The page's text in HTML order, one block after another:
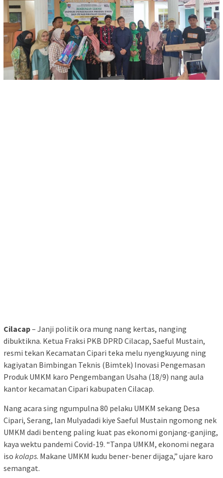
Cilacap– Janji politik ora mung nang kertas, nanging
dibuktikna. Ketua Fraksi PKB DPRD Cilacap, Saeful Mustain,
resmi tekan Kecamatan Cipari teka melu nyengkuyung ning
kagiyatan Bimbingan Teknis (Bimtek) Inovasi Pengemasan
Produk UMKM karo Pengembangan Usaha (18/9) nang aula
kantor kecamatan Cipari kabupaten Cilacap.
Nang acara sing ngumpulna 80 pelaku UMKM sekang Desa
Cipari, Serang, lan Mulyadadi kiye Saeful Mustain ngomong nek
UMKM dadi benteng paling kuat pas ekonomi gonjang-ganjing,
kaya wektu pandemi Covid-19. “Tanpa UMKM, ekonomi negara
iso kolaps. Makane UMKM kudu bener-bener dijaga,” ujare karo
semangat.